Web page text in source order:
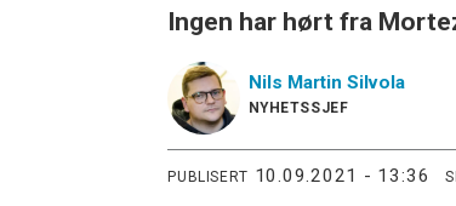
Ingen har hørt fra
Nils Martin Silvola
NYHETSSJEF
PUBLISERT 10.09.2021 - 13:36